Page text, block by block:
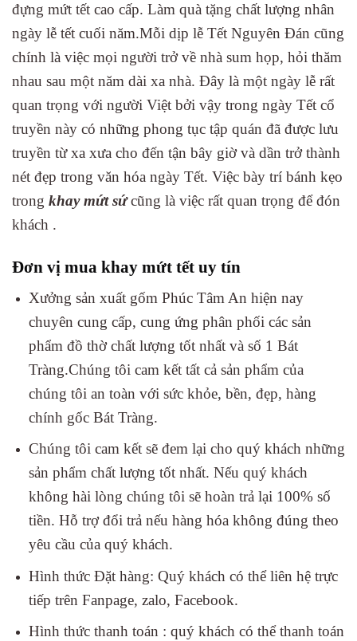
đựng mứt tết cao cấp. Làm quà tặng chất lượng nhân
ngày lễ tết cuối năm.Mỗi dịp lễ Tết Nguyên Đán cũng
chính là việc mọi người trở về nhà sum họp, hỏi thăm
nhau sau một năm dài xa nhà. Đây là một ngày lễ rất
quan trọng với người Việt bởi vậy trong ngày Tết cổ
truyền này có những phong tục tập quán đã được lưu
truyền từ xa xưa cho đến tận bây giờ và dần trở thành
nét đẹp trong văn hóa ngày Tết. Việc bày trí bánh kẹo
trong khay mứt sứcũng là việc rất quan trọng để đón
khách .
Đơn vị mua khay mứt tết uy tín
Xưởng sản xuất gốm Phúc Tâm An hiện nay
chuyên cung cấp, cung ứng phân phối các sản
phẩm đồ thờ chất lượng tốt nhất và số 1 Bát
Tràng.Chúng tôi cam kết tất cả sản phẩm của
chúng tôi an toàn với sức khỏe, bền, đẹp, hàng
chính gốc Bát Tràng.
Chúng tôi cam kết sẽ đem lại cho quý khách những
sản phẩm chất lượng tốt nhất. Nếu quý khách
không hài lòng chúng tôi sẽ hoàn trả lại 100% số
tiền. Hỗ trợ đổi trả nếu hàng hóa không đúng theo
yêu cầu của quý khách.
Hình thức Đặt hàng: Quý khách có thể liên hệ trực
tiếp trên Fanpage, zalo, Facebook.
Hình thức thanh toán : quý khách có thể thanh toán